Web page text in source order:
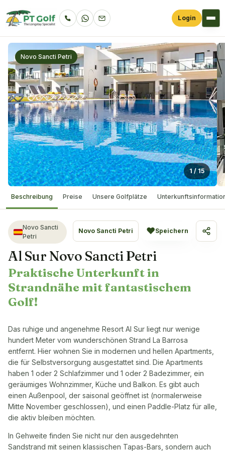
Login
Novo Sancti Petri
1 / 15
Beschreibung Preise Unsere Golfplätze
Novo Sancti Petri ♥Speichern
Novo Sancti
Petri
Al Sur Novo Sancti Petri
Praktische Unterkunft in
Strandnähe mit fantastischem
Golf!
Das ruhige und angenehme Resort Al Sur liegt nur wenige
hundert Meter vom wunderschönen Strand La Barrosa
entfernt. Hier wohnen Sie in modernen und hellen Apartments,
die für Selbstversorgung ausgestattet sind. Die Apartments
haben 1 oder 2 Schlafzimmer und 1 oder 2 Badezimmer, ein
geräumiges Wohnzimmer, Küche und Balkon. Es gibt auch
einen Außenpool, der saisonal geöffnet ist (normalerweise
Mitte November geschlossen), und einen Paddle-Platz für alle,
die aktiv bleiben möchten.
In Gehweite finden Sie nicht nur den ausgedehnten
Sandstrand mit seinen klassischen Tapas-Bars, sondern auch